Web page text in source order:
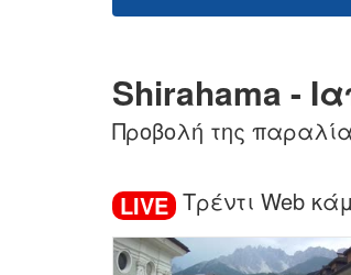
Shirahama -
Προβολή της
LIVE Τρέντι Web